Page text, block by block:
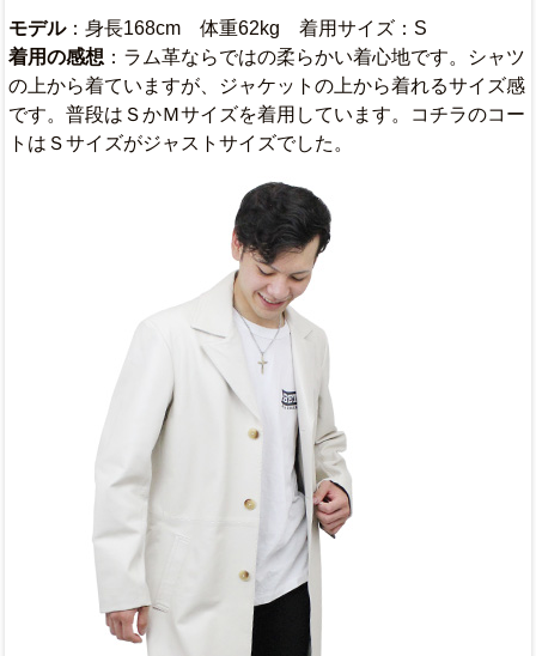
モデル：身長168cm 体重62kg 着用サイズ：S
着用の感想 ：ラム革ならではの柔らかい着心地です。シャツ
の上から着ていますが、ジャケットの上から着れるサイズ感
です。普段はＳかＭサイズを着用しています。コチラのコー
トはＳサイズがジャストサイズでした。